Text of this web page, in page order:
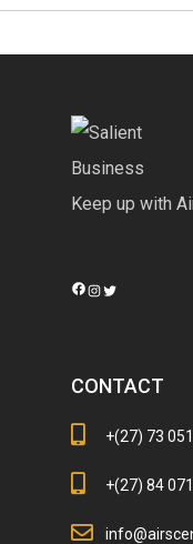
Keep up with
Instagram
CONTACT
+(27) 73
+(27) 84